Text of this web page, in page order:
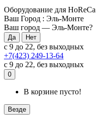
Оборудование для HoReCa
Ваш Город : Эль-Монте
Ваш город — Эль-Монте?
с 9 до 22, без выходных
+7(423) 249-13-64
с 9 до 22, без выходных
0
В корзине пусто!
Везде